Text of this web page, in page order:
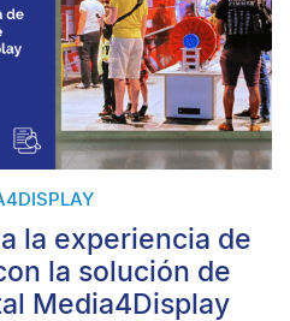
la experiencia de
la solución de
Media4Display